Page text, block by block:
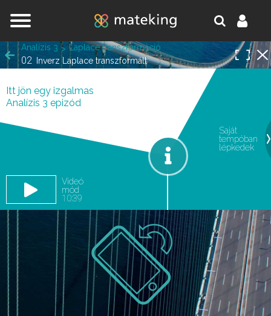
Analízis 3
Laplace transzformáció
Inverz Laplace transzformált
02
Itt jön egy izgalmas
Analízis 3 epizód
Videó
mód
10:39
Saját
tempóban
lépkedek